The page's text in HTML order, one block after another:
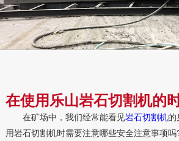
在矿场中，我们经常能看见岩石切割机的
用岩石切割机时需要注意哪些安全注意事项